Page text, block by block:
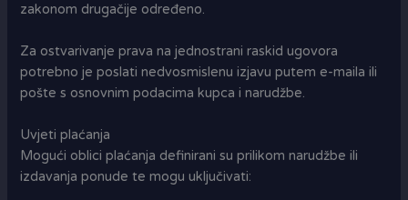
zakonom drugačije određeno.
Za ostvarivanje prava na jednostrani raskid ugovora
potrebno je poslati nedvosmislenu izjavu putem e-maila ili
pošte s osnovnim podacima kupca i narudžbe.
Uvjeti plaćanja
Mogući oblici plaćanja definirani su prilikom narudžbe ili
izdavanja ponude te mogu uključivati: